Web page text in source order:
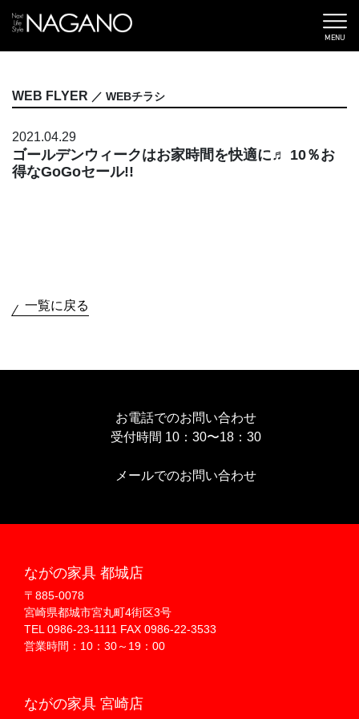
MENU
WEB FLYER ／ WEBチラシ
2021.04.29
ゴールデンウィークはお家時間を快適に♬ 10％お
得なGoGoセール!!
一覧に戻る
お電話でのお問い合わせ
受付時間 10：30〜18：30
メールでのお問い合わせ
ながの家具 都城店
〒885-0078
宮崎県都城市宮丸町4街区3号
TEL 0986-23-1111 FAX 0986-22-3533
営業時間：10：30～19：00
ながの家具 宮崎店